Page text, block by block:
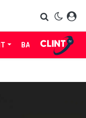
BABES LIFE